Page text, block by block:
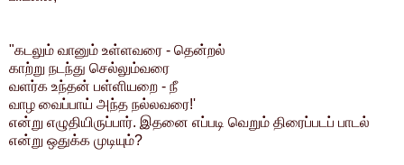
"கடலும் வானும் உள்ளவரை - தென்றல்
காற்று நடந்து செல்லும்வரை
வளர்க உந்தன் பள்ளியறை - நீ
வாழ வைப்பாய் அந்த நல்லவரை!'
என்று எழுதியிருப்பார். இதனை எப்படி வெறும் திரைப்படப் பாடல்
என்று ஒதுக்க முடியும்?